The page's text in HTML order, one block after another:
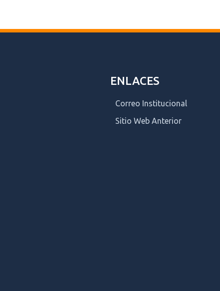
ENLACES
Correo Institucional
Sitio Web Anterior